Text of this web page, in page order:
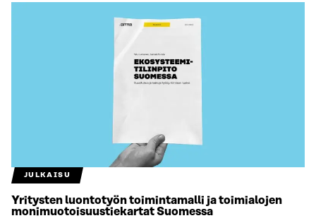
JULKAISU
Yritysten luontotyön toimintamalli ja toimialojen
monimuotoisuustiekartat Suomessa